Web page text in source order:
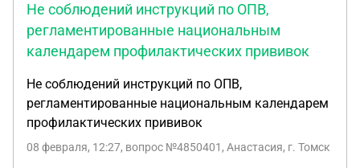
Не соблюдений инструкций по ОПВ,
регламентированные национальным
календарем профилактических прививок
Не соблюдений инструкций по ОПВ,
регламентированные национальным календарем
профилактических прививок
08 февраля, 12:27, вопрос №4850401, Анастасия, г. Томск